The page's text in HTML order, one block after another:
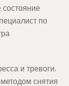
по
и тревоги.
снятия